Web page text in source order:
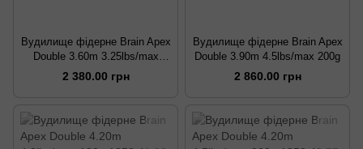
Вудилище фідерне Brain Apex
Double 3.60m 3.25lbs/max
130g
2 380.00 грн
Вудилище фідерне Brain Apex
Double 3.90m 4.5lbs/max 200g
2 860.00 грн